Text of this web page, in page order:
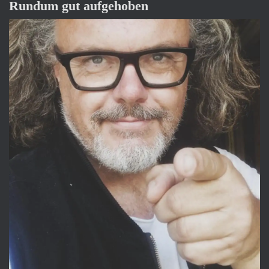
c
h
:
Rundum gut aufgehoben